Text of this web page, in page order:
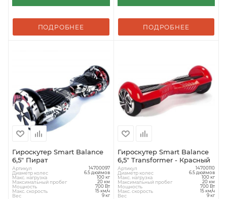
ПОДРОБНЕЕ ПОДРОБНЕЕ
Гироскутер Smart Balance
6,5" Пират
Артикул 14700097
Диаметр колес 6.5 дюймов
Макс. нагрузка 100 кг
Максимальный пробег 20 км
Мощность 700 Вт
Макс. скорость 15 км/ч
Вес 9 кг
Гироскутер Smart Balance
6,5" Transformer - Красный
Артикул 14700110
Диаметр колес 6.5 дюймов
Макс. нагрузка 100 кг
Максимальный пробег 20 км
Мощность 700 Вт
Макс. скорость 15 км/ч
Вес 9 кг